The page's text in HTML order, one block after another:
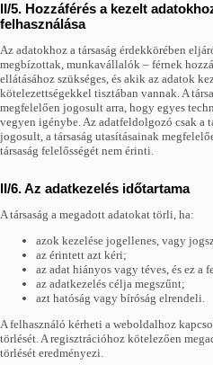
II/5. Hozzáférés a kezelt
felhasználása
Az adatokhoz a társaság érdekkörében
megbízottak, munkavállalók – férnek
ellátásához szükséges, és akik az adatok
kötelezettségekkel tisztában vannak. A
megfelelően jogosult arra, hogy egyes
vegyen igénybe. Az adatfeldolgozó csak a
jogosult, a társaság utasításainak
társaság felelősségét nem érinti.
II/6. Az adatkezelés időtartama
A társaság a megadott adatokat törli, ha:
azok kezelése jogellenes, vagy
az érintett azt kéri;
az adat hiányos vagy téves, és ez a
az adatkezelés célja megszűnt;
azt hatóság vagy bíróság elrendeli.
A felhasználó kérheti a weboldalhoz
törlését. A regisztrációhoz kötelezően
törlését eredményezi.